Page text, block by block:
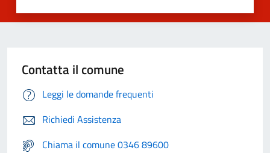
Contatta il comune
Leggi le domande frequenti
Richiedi Assistenza
Chiama il comune 0346 89600